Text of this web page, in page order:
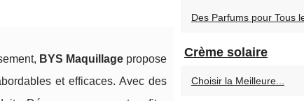
BYS Maquillagepropose
et efficaces. Avec des
Des Parfums pour Tous
Crème solaire
Choisir la Meilleure...